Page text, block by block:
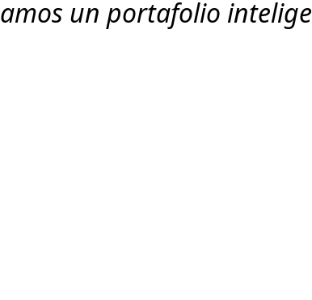
un portafolio